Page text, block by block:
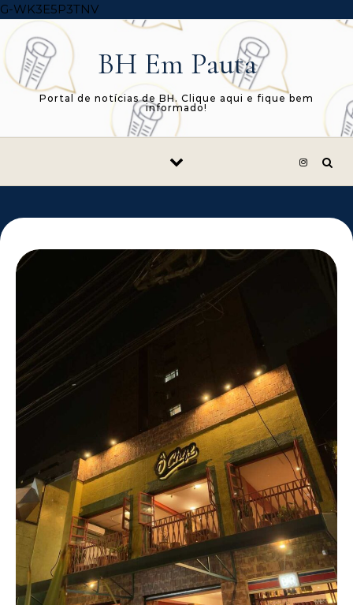
G-WK3E5P3TNVSkip to content
BH Em Pauta
Portal de notícias de BH. Clique aqui e fique bem
informado!